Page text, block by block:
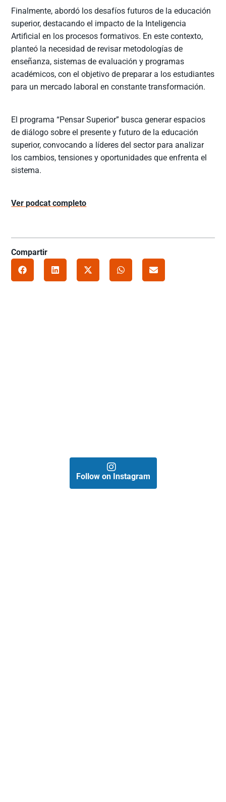
Finalmente, abordó los desafíos futuros de la educación
superior, destacando el impacto de la Inteligencia
Artificial en los procesos formativos. En este contexto,
planteó la necesidad de revisar metodologías de
enseñanza, sistemas de evaluación y programas
académicos, con el objetivo de preparar a los estudiantes
para un mercado laboral en constante transformación.
El programa “Pensar Superior” busca generar espacios
de diálogo sobre el presente y futuro de la educación
superior, convocando a líderes del sector para analizar
los cambios, tensiones y oportunidades que enfrenta el
sistema.
Ver podcat completo
Compartir
Follow on Instagram